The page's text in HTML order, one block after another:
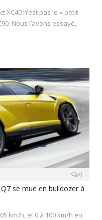
XC40 n’est pas le « petit
Nous l’avons essayé,
0
se mue en bulldozer à
km/h, et 0 à 100 km/h en